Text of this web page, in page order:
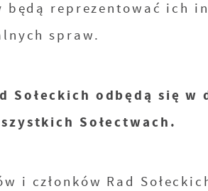
reprezentować ich
spraw.
Sołeckich odbędą się
Sołectwach.
i członków Rad